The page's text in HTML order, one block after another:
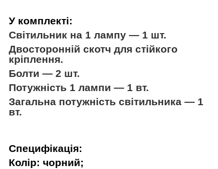
У комплекті:
Світильник на 1 лампу — 1 шт.
Двосторонній скотч для стійкого
кріплення.
Болти — 2 шт.
Потужність 1 лампи — 1 вт.
Загальна потужність світильника — 1
вт.
Специфікація:
Колір: чорний;